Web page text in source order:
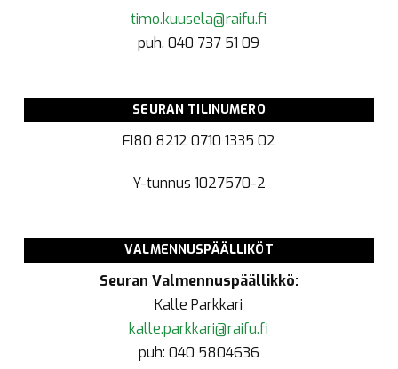
timo.kuusela@raifu.fi
puh. 040 737 51 09
SEURAN TILINUMERO
FI80 8212 0710 1335 02
Y-tunnus 1027570-2
VALMENNUSPÄÄLLIKÖT
Seuran Valmennuspäällikkö:
Kalle Parkkari
kalle.parkkari@raifu.fi
puh: 040 5804636